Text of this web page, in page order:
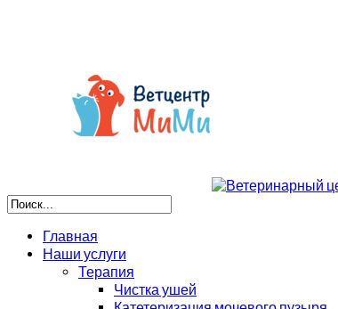
Главная
Наши услуги
Терапия
Чистка ушей